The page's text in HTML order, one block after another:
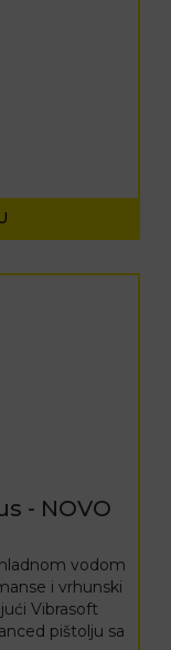
- NOVO
vodom
i vrhunski
Vibrasoft
pištolju sa